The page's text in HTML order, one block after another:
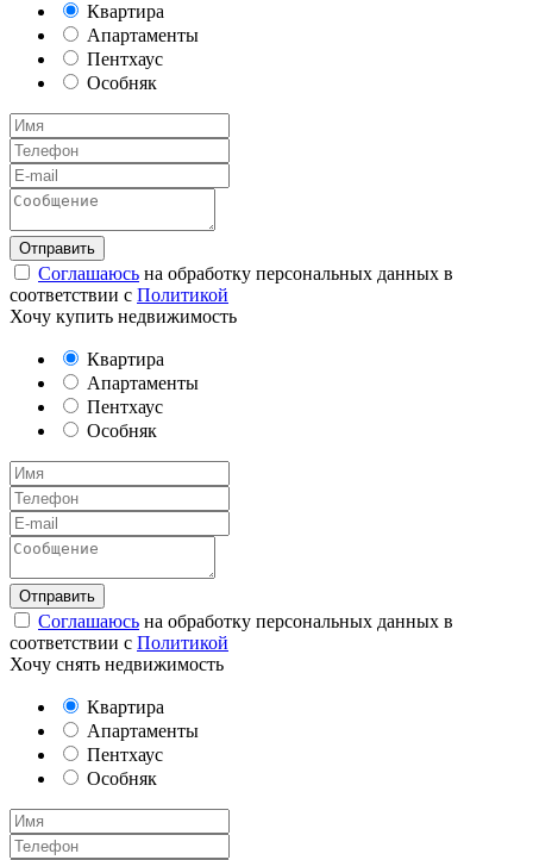
Квартира
Апартаменты
Пентхаус
Особняк
Соглашаюсь на обработку персональных данных в
соответствии с Политикой
Хочу купить недвижимость
Квартира
Апартаменты
Пентхаус
Особняк
Соглашаюсь на обработку персональных данных в
соответствии с Политикой
Хочу снять недвижимость
Квартира
Апартаменты
Пентхаус
Особняк